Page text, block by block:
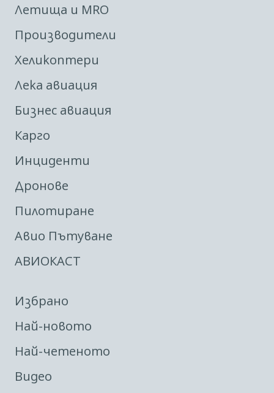
Летища и MRO
Производители
Хеликоптери
Лека авиация
Бизнес авиация
Карго
Инциденти
Дронове
Пилотиране
Авио Пътуване
АВИОКАСТ
Избрано
Най-новото
Най-четеното
Видео